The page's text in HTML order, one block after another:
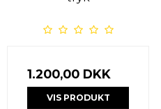
1.200,00 DKK
VIS PRODUKT